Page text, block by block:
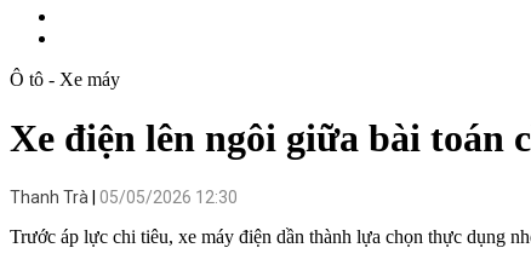
Ô tô - Xe máy
Xe điện lên ngôi giữa bài toán
Thanh Trà 05/05/2026 12:30
Trước áp lực chi tiêu, xe máy điện dần thành lựa chọn thực dụng